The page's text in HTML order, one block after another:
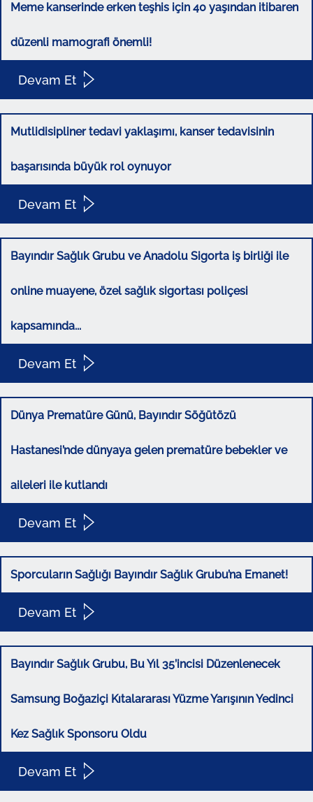
Meme kanserinde erken teşhis için 40 yaşından itibaren
düzenli mamografi önemli!
Devam Et
Mutlidisipliner tedavi yaklaşımı, kanser tedavisinin
başarısında büyük rol oynuyor
Devam Et
Bayındır Sağlık Grubu ve Anadolu Sigorta iş birliği ile
online muayene, özel sağlık sigortası poliçesi
kapsamında...
Devam Et
Dünya Prematüre Günü, Bayındır Söğütözü
Hastanesi’nde dünyaya gelen prematüre bebekler ve
aileleri ile kutlandı
Devam Et
Sporcuların Sağlığı Bayındır Sağlık Grubu’na Emanet!
Devam Et
Bayındır Sağlık Grubu, Bu Yıl 35’incisi Düzenlenecek
Samsung Boğaziçi Kıtalararası Yüzme Yarışının Yedinci
Kez Sağlık Sponsoru Oldu
Devam Et